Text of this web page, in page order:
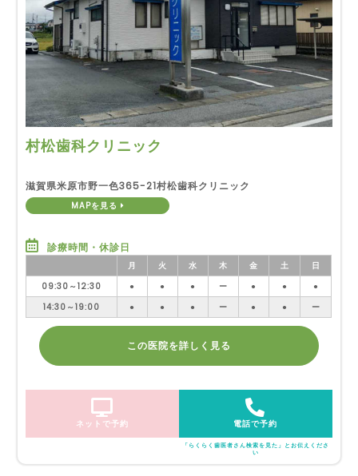
村松歯科クリニック
滋賀県米原市野一色365-21村松歯科クリニック
MAPを見る
診療時間・休診日
月 火 水 木 金 土
日
09:30～12:30
● ● ● ー ● ●
●
14:30～19:00
● ● ● ー ● ● ー
この医院を詳しく見る
ネットで予約 電話で予約
「らくらく歯医者さん検索を見た」とお伝えくださ
い